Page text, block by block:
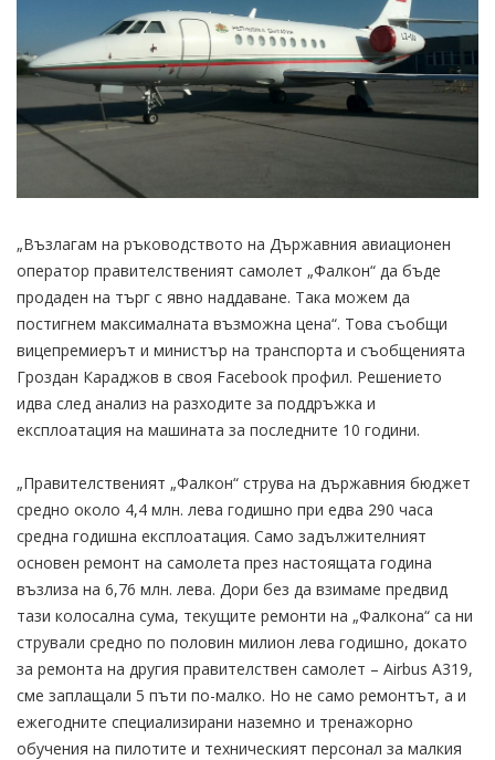
„Възлагам на ръководството на Държавния авиационен
оператор правителственият самолет „Фалкон“ да бъде
продаден на търг с явно наддаване. Така можем да
постигнем максималната възможна цена“. Това съобщи
вицепремиерът и министър на транспорта и съобщенията
Гроздан Караджов в своя Facebook профил. Решението
идва след анализ на разходите за поддръжка и
експлоатация на машината за последните 10 години.
„Правителственият „Фалкон“ струва на държавния бюджет
средно около 4,4 млн. лева годишно при едва 290 часа
средна годишна експлоатация. Само задължителният
основен ремонт на самолета през настоящата година
възлиза на 6,76 млн. лева. Дори без да взимаме предвид
тази колосална сума, текущите ремонти на „Фалкона“ са ни
стрували средно по половин милион лева годишно, докато
за ремонта на другия правителствен самолет – Airbus A319,
сме заплащали 5 пъти по-малко. Но не само ремонтът, а и
ежегодните специализирани наземно и тренажорно
обучения на пилотите и техническият персонал за малкия